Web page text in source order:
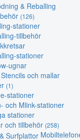
& Reballing
(126)
stationer
tillbehör
stationer
ugnar
och mallar
(1)
stationer
och Mlink-stationer
stationer
och tillbehör (258)